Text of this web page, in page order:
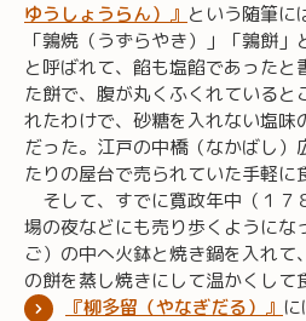
ゆうしょうらん）』 という随筆に
「鶉焼（うずらやき）」「鶉餅」
と呼ばれて、餡も塩餡であったと
た餅で、腹が丸くふくれていると
れたわけで、砂糖を入れない塩味
だった。江戸の中橋（なかばし）
たりの屋台で売られていた手軽に
そして、すでに寛政年中（１７
場の夜などにも売り歩くようにな
ご）の中へ火鉢と焼き鍋を入れ
の餅を蒸し焼きにして温かくして
『柳多留（やなぎだる）』 に